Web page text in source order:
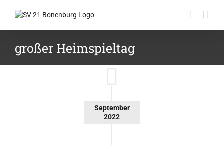
Inhalt
großer Heimspieltag
September
2022